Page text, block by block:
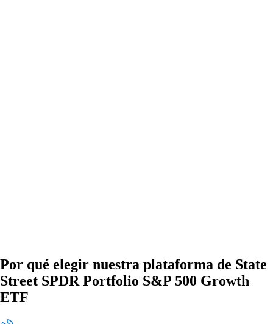
Por qué elegir nuestra plataforma de State
Street SPDR Portfolio S&P 500 Growth
ETF